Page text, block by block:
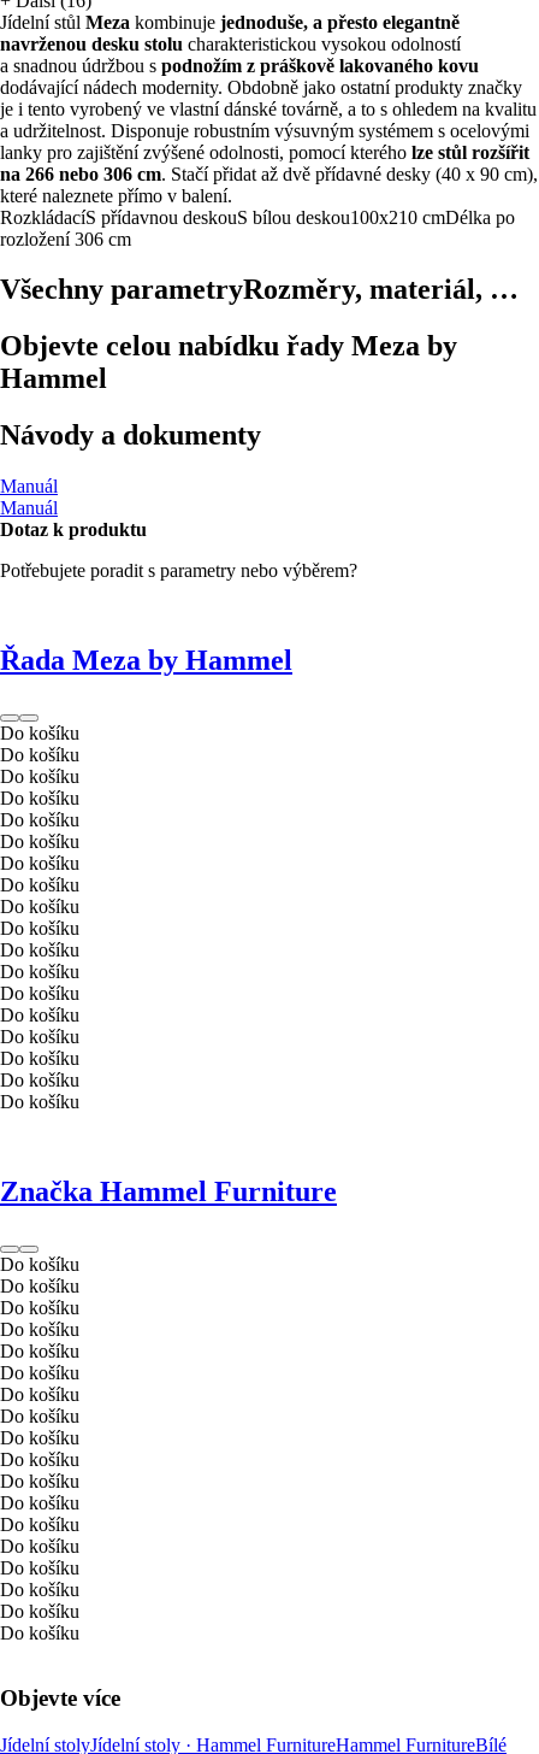
Jídelní stůl Meza kombinuje jednoduše, a přesto elegantně
navrženou desku stolu charakteristickou vysokou odolností
a snadnou údržbou s podnožím z práškově lakovaného kovu
dodávající nádech modernity. Obdobně jako ostatní produkty značky
je i tento vyrobený ve vlastní dánské továrně, a to s ohledem na kvalitu
a udržitelnost. Disponuje robustním výsuvným systémem s ocelovými
lanky pro zajištění zvýšené odolnosti, pomocí kterého lze stůl rozšířit
na 266 nebo 306 cm. Stačí přidat až dvě přídavné desky (40 x 90 cm),
které naleznete přímo v balení.
RozkládacíS přídavnou deskouS bílou deskou100x210 cmDélka po
rozložení 306 cm
Všechny parametryRozměry, materiál, …
Objevte celou nabídku řady Meza by
Hammel
Návody a dokumenty
Manuál
Manuál
Dotaz k produktu
Potřebujete poradit s parametry nebo výběrem?
Řada Meza by Hammel
Do košíku
Do košíku
Do košíku
Do košíku
Do košíku
Do košíku
Do košíku
Do košíku
Do košíku
Do košíku
Do košíku
Do košíku
Do košíku
Do košíku
Do košíku
Do košíku
Do košíku
Do košíku
Značka Hammel Furniture
Do košíku
Do košíku
Do košíku
Do košíku
Do košíku
Do košíku
Do košíku
Do košíku
Do košíku
Do košíku
Do košíku
Do košíku
Do košíku
Do košíku
Do košíku
Do košíku
Do košíku
Do košíku
Objevte více
Jídelní stolyJídelní stoly · Hammel FurnitureHammel FurnitureBílé